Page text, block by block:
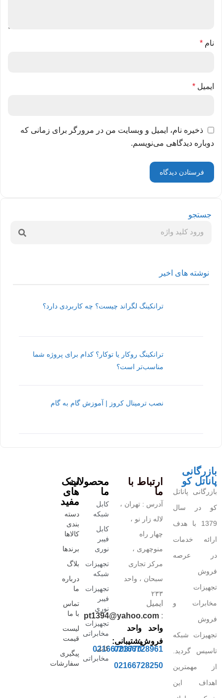
نام *
ایمیل *
ذخیره نام، ایمیل و وبسایت من در مرورگر برای زمانی که
دوباره دیدگاهی می‌نویسم.
جستجو
نوشته های اخیر
ترانکینگ لگراند چیست؟ چه کاربردی دارد؟
ترانکینگ روکار یا توکار؟ کدام برای پروژه شما
مناسب‌تر است؟
نصب ترمینال کروز | آموزش گام به گام
بازرگانی
پاناتل کو
بازرگانی پاناتل
کو در سال
1379 با هدف
ارائه خدمات
در عرصه
فروش
تجهیزات
مخابرات و
فروش
تجهیزات شبکه
تاسیس گردید.
از مهمترین
اهداف این
ارتباط با
ما
آدرس : تهران ،
لاله زار نو ،
چهار راه
منوچهری ،
مرکز تجاری
سبحان ، واحد
۲۳۳
ایمیل
:
pt1394@yahoo.com
واحد
فروش:
02166728961
02166728250
واحد
پشتیبانی:
02166703770
محصولات
ما
کابل
شبکه
کابل
فیبر
نوری
تجهیزات
شبکه
تجهیزات
فیبر
نوری
تجهیزات
مخابراتی
کابل
مخابراتی
لینک
های
مفید
دسته
بندی
کالاها
برندها
بلاگ
درباره
ما
تماس
با ما
لیست
قیمت
پیگیری
سفارشات